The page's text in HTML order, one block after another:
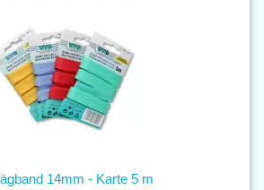
14mm - Karte 5 m